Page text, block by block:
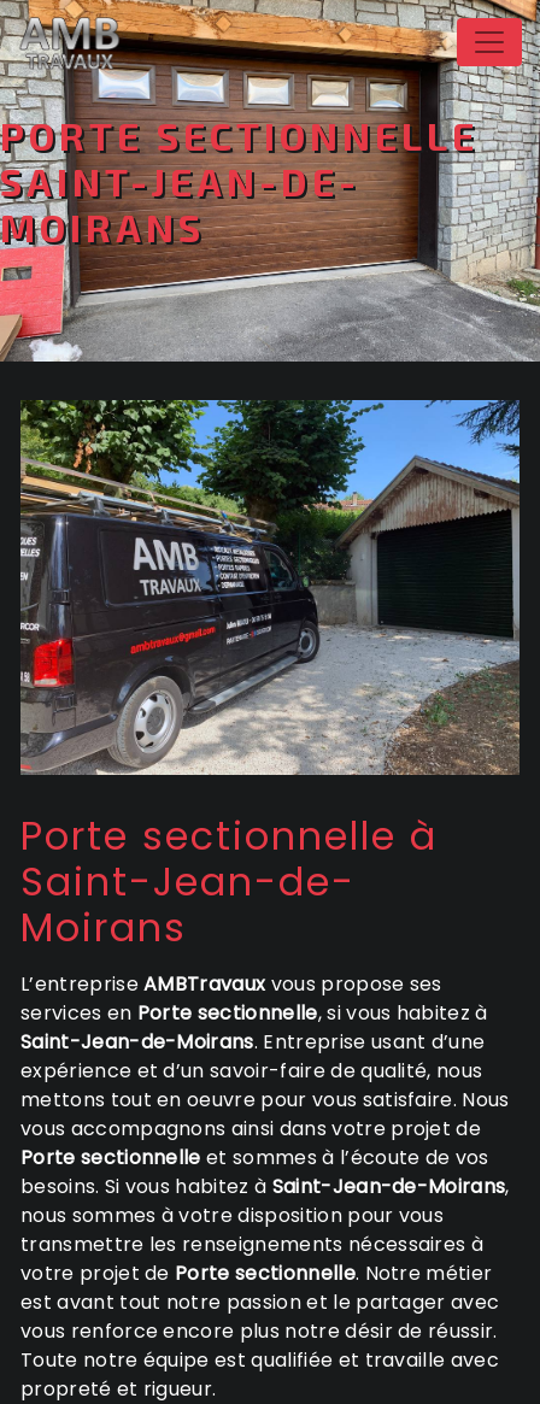
Panneau de gestion des cookies
PORTE SECTIONNELLE
SAINT-JEAN-DE-
MOIRANS
Porte sectionnelle à
Saint-Jean-de-
Moirans
L’entrepriseAMBTravauxvous propose ses
services en Porte sectionnelle, si vous habitez à
Saint-Jean-de-Moirans. Entreprise usant d’une
expérience et d’un savoir-faire de qualité, nous
mettons tout en oeuvre pour vous satisfaire. Nous
vous accompagnons ainsi dans votre projet de
Porte sectionnelle et sommes à l’écoute de vos
besoins. Si vous habitez à Saint-Jean-de-Moirans,
nous sommes à votre disposition pour vous
transmettre les renseignements nécessaires à
votre projet de Porte sectionnelle. Notre métier
est avant tout notre passion et le partager avec
vous renforce encore plus notre désir de réussir.
Toute notre équipe est qualifiée et travaille avec
propreté et rigueur.